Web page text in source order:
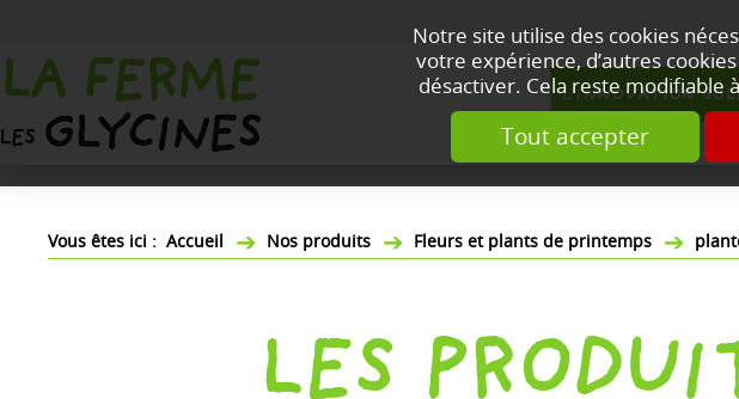
Notre site utilise des cookies
votre expérience, d’autres
désactiver. Cela reste modifiable
Tout accepter
L'INNOVATION
Accueil Nos produits Fleurs et plants de printemps